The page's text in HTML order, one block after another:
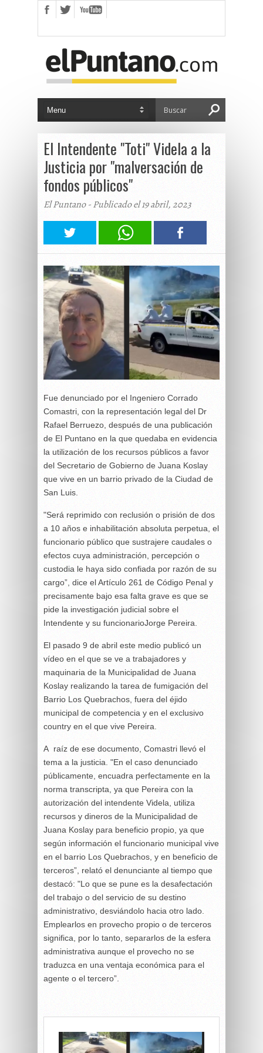
El Intendente "Toti" Videla a la
Justicia por "malversación de
fondos públicos"
El Puntano - Publicado el 19 abril, 2023
Fue denunciado por el Ingeniero Corrado
Comastri, con la representación legal del Dr
Rafael Berruezo, después de una publicación
de El Puntano en la que quedaba en evidencia
la utilización de los recursos públicos a favor
del Secretario de Gobierno de Juana Koslay
que vive en un barrio privado de la Ciudad de
San Luis.
"Será reprimido con reclusión o prisión de dos
a 10 años e inhabilitación absoluta perpetua, el
funcionario público que sustrajere caudales o
efectos cuya administración, percepción o
custodia le haya sido confiada por razón de su
cargo”, dice el Artículo 261 de Código Penal y
precisamente bajo esa falta grave es que se
pide la investigación judicial sobre el
Intendente y su funcionarioJorge Pereira.
El pasado 9 de abril este medio publicó un
vídeo en el que se ve a trabajadores y
maquinaria de la Municipalidad de Juana
Koslay realizando la tarea de fumigación del
Barrio Los Quebrachos, fuera del éjido
municipal de competencia y en el exclusivo
country en el que vive Pereira.
A raíz de ese documento, Comastri llevó el
tema a la justicia. "En el caso denunciado
públicamente, encuadra perfectamente en la
norma transcripta, ya que Pereira con la
autorización del intendente Videla, utiliza
recursos y dineros de la Municipalidad de
Juana Koslay para beneficio propio, ya que
según información el funcionario municipal vive
en el barrio Los Quebrachos, y en beneficio de
terceros”, relató el denunciante al tiempo que
destacó: "Lo que se pune es la desafectación
del trabajo o del servicio de su destino
administrativo, desviándolo hacia otro lado.
Emplearlos en provecho propio o de terceros
significa, por lo tanto, separarlos de la esfera
administrativa aunque el provecho no se
traduzca en una ventaja económica para el
agente o el tercero”.